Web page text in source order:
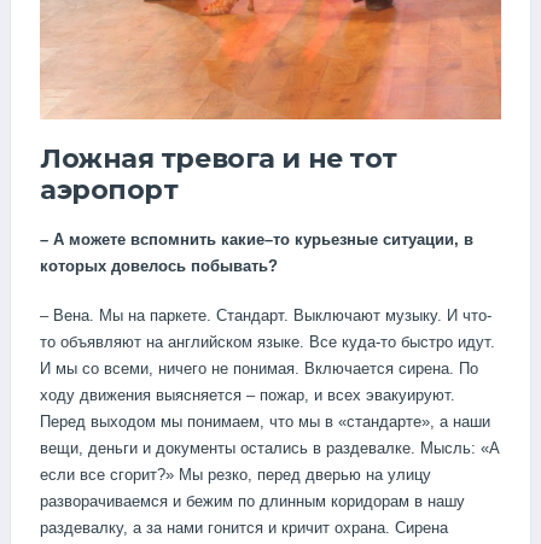
Ложная тревога и не тот
аэропорт
– А можете вспомнить какие–то курьезные ситуации, в
которых довелось побывать?
– Вена. Мы на паркете. Стандарт. Выключают музыку. И что-
то объявляют на английском языке. Все куда-то быстро идут.
И мы со всеми, ничего не понимая. Включается сирена. По
ходу движения выясняется – пожар, и всех эвакуируют.
Перед выходом мы понимаем, что мы в «стандарте», а наши
вещи, деньги и документы остались в раздевалке. Мысль: «А
если все сгорит?» Мы резко, перед дверью на улицу
разворачиваемся и бежим по длинным коридорам в нашу
раздевалку, а за нами гонится и кричит охрана. Сирена